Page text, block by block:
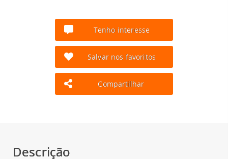
Tenho interesse
Salvar nos favoritos
Compartilhar
Descrição